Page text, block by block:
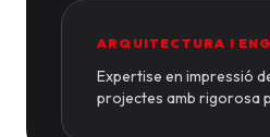
ARQUITECTURA I
Expertise en impressió
projectes amb rigorosa